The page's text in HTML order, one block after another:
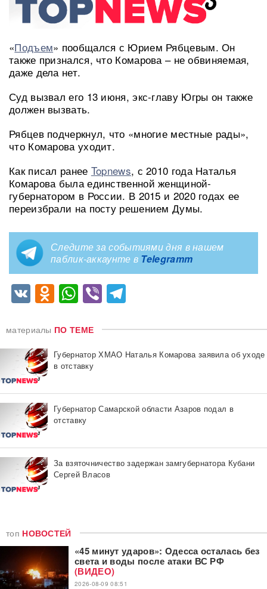
«Подъем» пообщался с Юрием Рябцевым. Он
также признался, что Комарова – не обвиняемая,
даже дела нет.
Суд вызвал его 13 июня, экс-главу Югры он также
должен вызвать.
Рябцев подчеркнул, что «многие местные рады»,
что Комарова уходит.
Как писал ранее Topnews, с 2010 года Наталья
Комарова была единственной женщиной-
губернатором в России. В 2015 и 2020 годах ее
переизбрали на посту решением Думы.
Следите за событиями дня в нашем
паблик-аккаунте в Telegramm
VKOdnoklassniki
WhatsApp
Viber
материалы ПО ТЕМЕ
Губернатор ХМАО Наталья Комарова заявила об уходе
в отставку
Губернатор Самарской области Азаров подал в
отставку
За взяточничество задержан замгубернатора Кубани
Сергей Власов
топ НОВОСТЕЙ
«45 минут ударов»: Одесса осталась без
света и воды после атаки ВС РФ
(ВИДЕО)
2026-08-09 08:51